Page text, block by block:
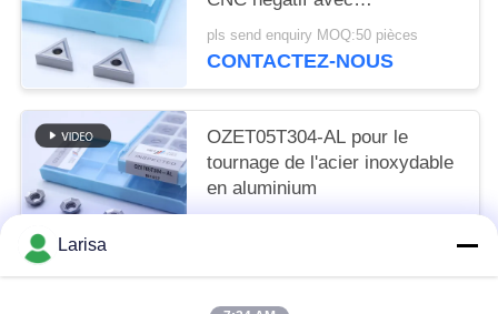
déchiqueteur semi-fini 3MU
pls send enquiry MOQ:50 pièces
CONTACTEZ-NOUS
OZET05T304-AL pour le
tournage de l'acier inoxydable
en aluminium
Larisa